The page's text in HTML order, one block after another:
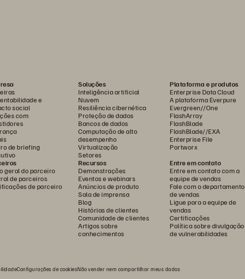
e
social
com
de briefing
Soluções
Inteligência artificial
Nuvem
Resiliência cibernética
Proteção de dados
Bancos de dados
Computação de alto
desempenho
Virtualização
Setores
Plataforma e produtos
Enterprise Data Cloud
A plataforma Everpure
Evergreen//One
FlashArray
FlashBlade
FlashBlade//EXA
Enterprise File
Portworx
geral do parceiro
de parceiros
de parceiro
Recursos
Demonstrações
Eventos e webinars
Anúncios de produto
Sala de imprensa
Blog
Histórias de clientes
Comunidade de clientes
Artigos sobre
conhecimentos
Entre em contato
Entre em contato com a
equipe de vendas
Fale com o departamento
de vendas
Ligue para a equipe de
vendas
Certificações
Política sobre divulgação
de vulnerabilidades
Configurações de cookiesNão vender nem compartilhar meus dados